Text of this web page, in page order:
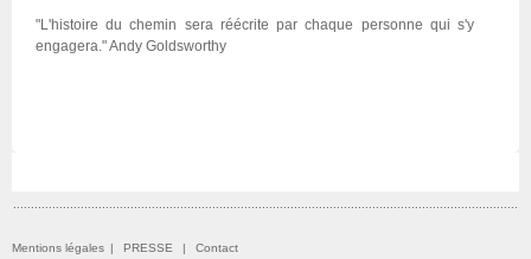
"L'histoire du chemin sera réécrite par chaque personne qui s'y
engagera." Andy Goldsworthy
Mentions légales | PRESSE | Contact